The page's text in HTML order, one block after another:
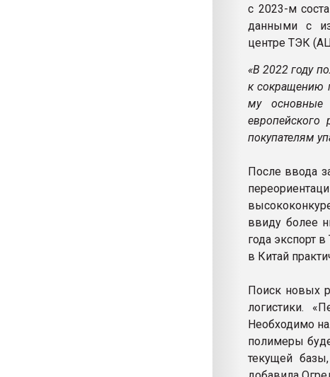
с 2023-м
данными с
центре ТЭК
«В 2022 году
к сокращению
му основные
европейского
покупателям
После ввода
ввиду более
года экспорт
в Китай
Поиск новых
логистики.
Необходимо
полимеры
текущей